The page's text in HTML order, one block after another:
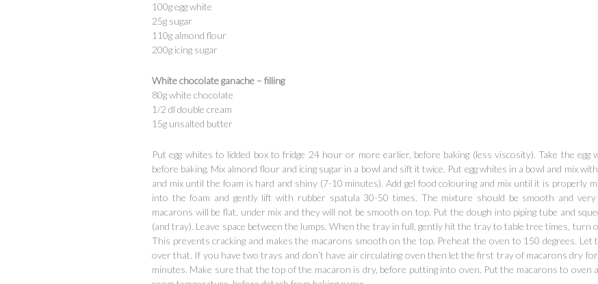
100g egg white
25g sugar
110g almond flour
200g icing sugar
White chocolate ganache – filling
80g white chocolate
1/2 dl double cream
15g unsalted butter
Put egg whites to lidded box to fridge 24 hour or more earlier, before baking (less viscosity). Take the
before baking. Mix almond flour and icing sugar in a bowl and sift it twice. Put egg whites in a bowl and mix
and mix until the foam is hard and shiny (7-10 minutes). Add gel food colouring and mix until it is properly
into the foam and gently lift with rubber spatula 30-50 times. The mixture should be smooth and
macarons will be flat, under mix and they will not be smooth on top. Put the dough into piping tube and
(and tray). Leave space between the lumps. When the tray in full, gently hit the tray to table tree times,
This prevents cracking and makes the macarons smooth on the top. Preheat the oven to 150 degrees.
over that. If you have two trays and don’t have air circulating oven then let the first tray of macarons dry
minutes. Make sure that the top of the macaron is dry, before putting into oven. Put the macarons to oven